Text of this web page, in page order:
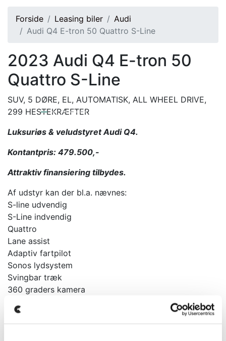
Forside Leasing biler
Audi
Audi Q4 E-tron 50 Quattro S-Line
2023 Audi Q4 E-tron 50
Quattro S-Line
SUV, 5 DØRE, EL, AUTOMATISK, ALL WHEEL DRIVE,
299 HESTEKRÆFTER
Luksuriøs & veludstyret Audi Q4.
Kontantpris: 479.500,-
Attraktiv finansiering tilbydes.
Af udstyr kan der bl.a. nævnes:
S-line udvendig
S-Line indvendig
Quattro
Lane assist
Adaptiv fartpilot
Sonos lydsystem
Svingbar træk
360 graders kamera
Digitalt cockpit